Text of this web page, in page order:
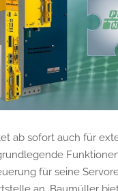
ab sofort auch für
für seine